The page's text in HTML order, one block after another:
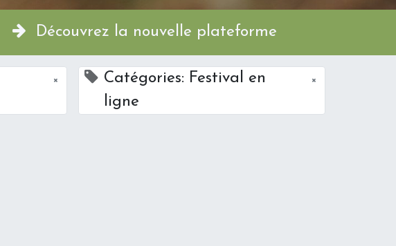
Découvrez la nouvelle plateforme
×
Catégories: Festival en
ligne
×